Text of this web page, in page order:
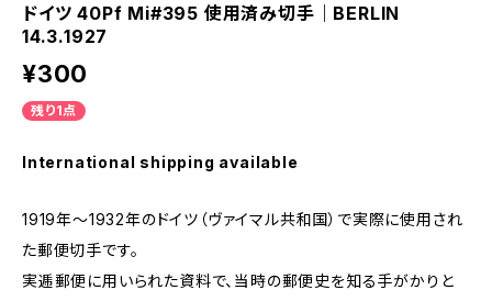
ドイツ 40Pf Mi#395 使用済み切手｜BERLIN
14.3.1927
¥300
残り1点
International shipping available
1919年～1932年のドイツ（ヴァイマル共和国）で実際に使用され
た郵便切手です。
実逓郵便に用いられた資料で、当時の郵便史を知る手がかりと